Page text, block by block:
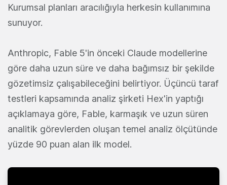
Kurumsal planları aracılığıyla herkesin kullanımına
sunuyor.
Anthropic, Fable 5'in önceki Claude modellerine
göre daha uzun süre ve daha bağımsız bir şekilde
gözetimsiz çalışabileceğini belirtiyor. Üçüncü taraf
testleri kapsamında analiz şirketi Hex'in yaptığı
açıklamaya göre, Fable, karmaşık ve uzun süren
analitik görevlerden oluşan temel analiz ölçütünde
yüzde 90 puan alan ilk model.